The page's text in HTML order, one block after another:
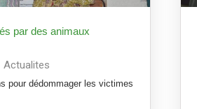
par des animaux
Actualites
pour dédommager les victimes